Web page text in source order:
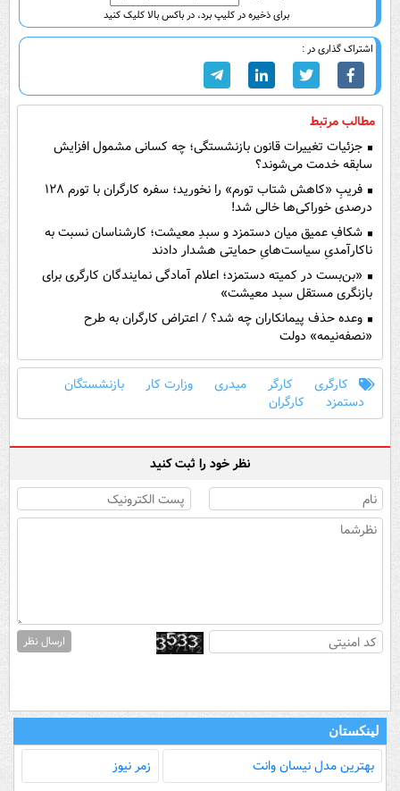
برای ذخیره در کلیپ برد، در باکس بالا کلیک کنید
اشتراک گذاری در :
مطالب مرتبط
جزئیات تغییرات قانون بازنشستگی؛ چه کسانی مشمول افزایش
سابقه خدمت می‌شوند؟
فریبِ «کاهش شتاب تورم» را نخورید؛ سفره کارگران با تورم ۱۲۸
درصدی خوراکی‌ها خالی شد!
شکافِ عمیق میان دستمزد و سبدِ معیشت؛ کارشناسان نسبت به
ناکارآمدیِ سیاست‌هایِ حمایتی هشدار دادند
«بن‌بست در کمیته دستمزد؛ اعلام آمادگی نمایندگان کارگری برای
بازنگری مستقل سبد معیشت»
وعده حذف پیمانکاران چه شد؟ / اعتراض کارگران به طرح
«نصفه‌نیمه» دولت
کارگری کارگر میدری وزارت کار
بازنشستگان
دستمزد
کارگران
نظر خود را ثبت کنید
ارسال نظر
لینکستان
بهترین مدل‌ نیسان وانت زمر نیوز